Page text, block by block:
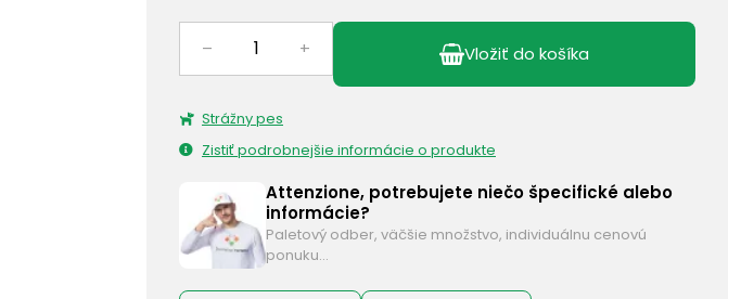
– + Vložiť do košíka
Strážny pes
Zistiť podrobnejšie informácie o produkte
Attenzione, potrebujete niečo špecifické alebo
informácie?
Paletový odber, väčšie množstvo, individuálnu cenovú
ponuku…